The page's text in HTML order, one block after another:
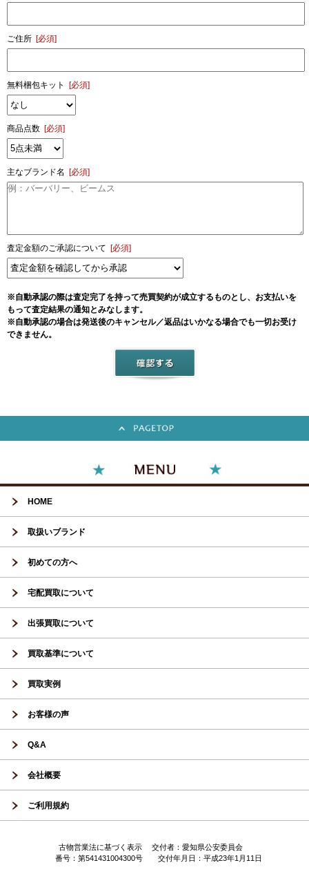
ご住所 [必須]
無料梱包キット [必須]
商品点数 [必須]
主なブランド名 [必須]
査定金額のご承認について [必須]
※自動承認の際は査定完了を持って売買契約が成立するものとし、お支払いを
もって査定結果の通知とみなします。
※自動承認の場合は発送後のキャンセル／返品はいかなる場合でも一切お受け
できません。
HOME
取扱いブランド
初めての方へ
宅配買取について
出張買取について
買取基準について
買取実例
お客様の声
Q&A
会社概要
ご利用規約
古物営業法に基づく表示 交付者：愛知県公安委員会
番号：第541431004300号 交付年月日：平成23年1月11日